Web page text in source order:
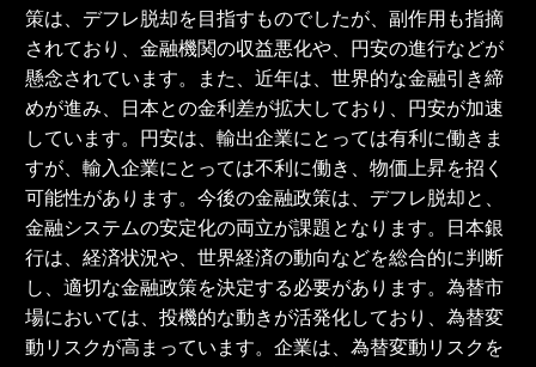
策は、デフレ脱却を目指すものでしたが、副作用も指摘
されており、金融機関の収益悪化や、円安の進行などが
懸念されています。また、近年は、世界的な金融引き締
めが進み、日本との金利差が拡大しており、円安が加速
しています。円安は、輸出企業にとっては有利に働きま
すが、輸入企業にとっては不利に働き、物価上昇を招く
可能性があります。今後の金融政策は、デフレ脱却と、
金融システムの安定化の両立が課題となります。日本銀
行は、経済状況や、世界経済の動向などを総合的に判断
し、適切な金融政策を決定する必要があります。為替市
場においては、投機的な動きが活発化しており、為替変
動リスクが高まっています。企業は、為替変動リスクを